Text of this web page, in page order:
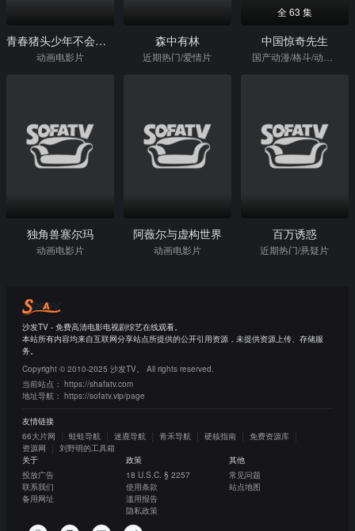
青春猪头少年不会梦到红书包女孩
动画电影片
森中有林
近期热门/爱情片
全 63 集
中国惊奇先生
独角兽塞尔玛
动画电影片
阿薇尔与虚构世界
动画电影片
百万诱惑
近期热门/悬疑片
沙发TV - 免费高清电影电视剧综艺在线观看。
本站所有内容均来自互联网分享站点所提供的公开引用资源，未提供资源上传、存储服
务。
Copyright © 2010-2025 沙发TV。 All rights reserved.
当前站点： https://shafatv.com
地址导航： https://sofatv.vip/page
友情链接
66大片网
蛙蛙导航 迷鹿导航 青禾导航 硬核指南
免费资源库
资源网
刘野明的工具箱
关于
投放广告
联系我们
备用网址
政策
18 U.S.C. § 2257
使用条款
滥用报告
隐私政策
其他
常见问题
站点地图